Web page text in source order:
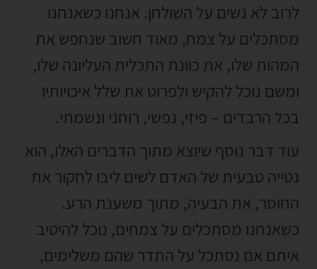
לרוב לא נשים על השולחן. אנחנו כשאנחנו
מסתכלים על צמח, מאוד חשוב שנחפש את
המהות שלו, את כוונת התכלית העליונה שלו,
ומשם נוכל להקיש ולפרוט את שלל איכויותיו
בכל הרבדים – פיזי, נפשי, רוחני ונשמתי.
עוד דבר נוסף שיוצא מתוך הדברים האלו, הוא
נטייה טבעית של האדם לשים ליבו לחקור את
החוסר, את הבעיה, מתוך משענת הרע.
כשאנחנו מסתכלים על צמחים, נוכל להיטיב
איתם אם נסתכל על התדר שהם משלימים,